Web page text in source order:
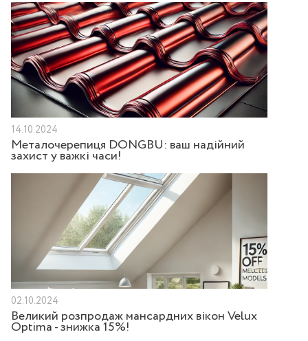
14.10.2024
Металочерепиця DONGBU: ваш надійний
захист у важкі часи!
02.10.2024
Великий розпродаж мансардних вікон Velux
Optima - знижка 15%!